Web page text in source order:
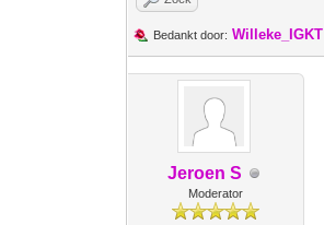
Bedankt door: Willeke_IGKT
Jeroen S
Moderator